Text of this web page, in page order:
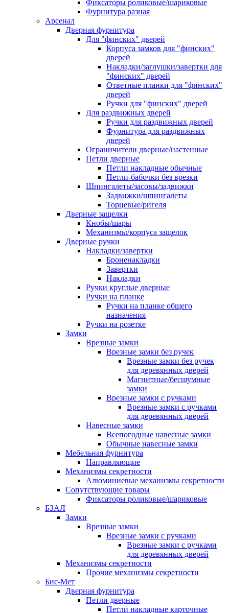
Фиксаторы роликовые/шариковые
Фурнитура разная
Арсенал
Дверная фурнитура
Для "финских" дверей
Корпуса замков для "финских"
дверей
Накладки/заглушки/завертки для
"финских" дверей
Ответные планки для "финских"
дверей
Ручки для "финских" дверей
Для раздвижных дверей
Ручки для раздвижных дверей
Фурнитура для раздвижных
дверей
Ограничители дверные/настенные
Петли дверные
Петли накладные обычные
Петли-бабочки без врезки
Шпингалеты/засовы/задвижки
Задвижки/шпингалеты
Торцевые/ригеля
Дверные защелки
Кнобы/шары
Механизмы/корпуса защелок
Дверные ручки
Накладки/завертки
Броненакладки
Завертки
Накладки
Ручки круглые дверные
Ручки на планке
Ручки на планке общего
назначения
Ручки на розетке
Замки
Врезные замки
Врезные замки без ручек
Врезные замки без ручек
для деревянных дверей
Магнитные/бесшумные
замки
Врезные замки с ручками
Врезные замки с ручками
для деревянных дверей
Навесные замки
Всепогодные навесные замки
Обычные навесные замки
Мебельная фурнитура
Направляющие
Механизмы секретности
Алюминиевые механизмы секретности
Сопутствующие товары
Фиксаторы роликовые/шариковые
БЗАЛ
Замки
Врезные замки
Врезные замки с ручками
Врезные замки с ручками
для деревянных дверей
Механизмы секретности
Прочие механизмы секретности
Бис-Мет
Дверная фурнитура
Петли дверные
Петли накладные карточные